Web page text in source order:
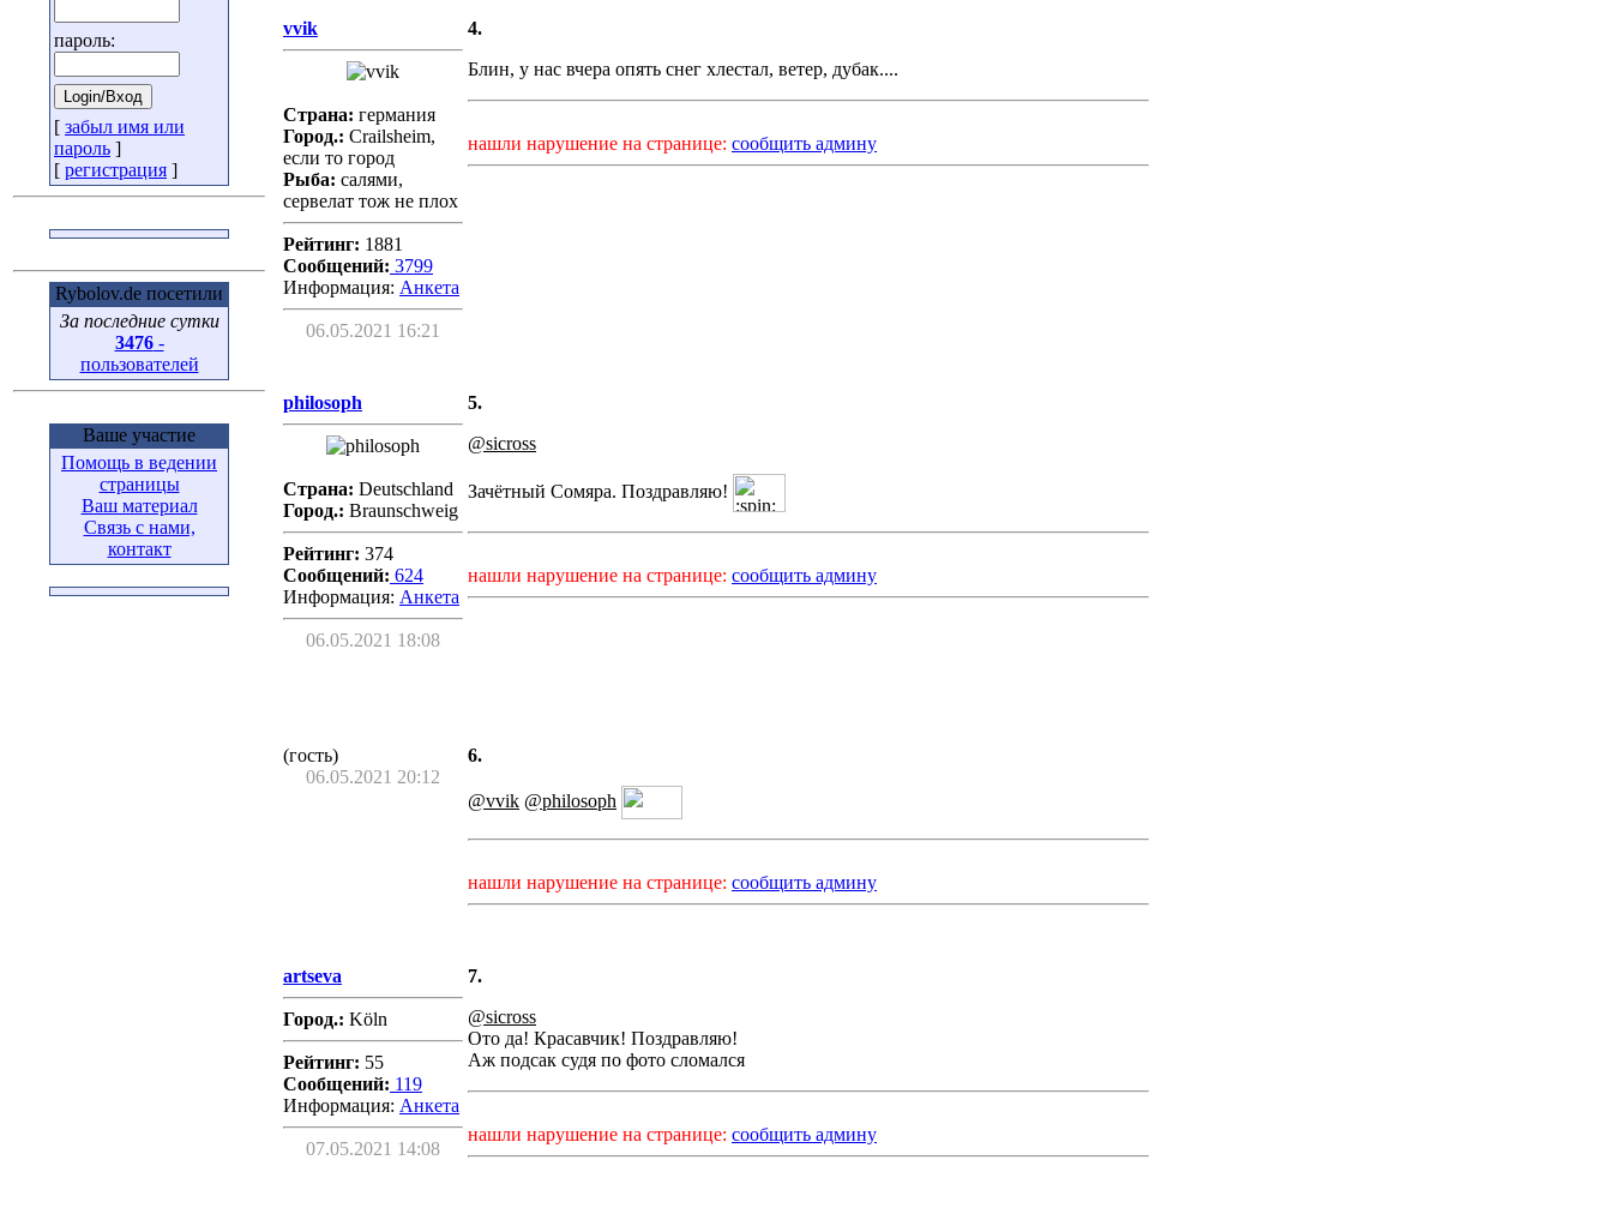
пароль:
[ забыл имя или
пароль ]
[ регистрация ]
Rybolov.de посетили
За последние сутки
3476-
пользователей
Ваше участие
Помощь в ведении
страницы
Ваш материал
Связь с нами,
контакт
vvik
Страна: германия
Город.: Crailsheim,
если то город
Рыба: салями,
сервелат тож не плох
Рейтинг: 1881
Сообщений: 3799
Информация: Aнкета
06.05.2021 16:21
4.
Блин, у нас вчера опять снег хлестал, ветер, дубак....
нашли нарушение на странице: сообщить админу
philosoph
Страна: Deutschland
Город.: Braunschweig
Рейтинг: 374
Сообщений: 624
Информация: Aнкета
06.05.2021 18:08
5.
@sicross
Зачётный Сомяра. Поздравляю!
нашли нарушение на странице: сообщить админу
(гость)
06.05.2021 20:12
6.
@vvik @philosoph
нашли нарушение на странице: сообщить админу
artseva
Город.: Köln
Рейтинг: 55
Сообщений: 119
Информация: Aнкета
07.05.2021 14:08
7.
@sicross
Ото да! Красавчик! Поздравляю!
Аж подсак судя по фото сломался
нашли нарушение на странице: сообщить админу